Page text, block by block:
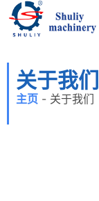
关于我们
主页 - 关于我们